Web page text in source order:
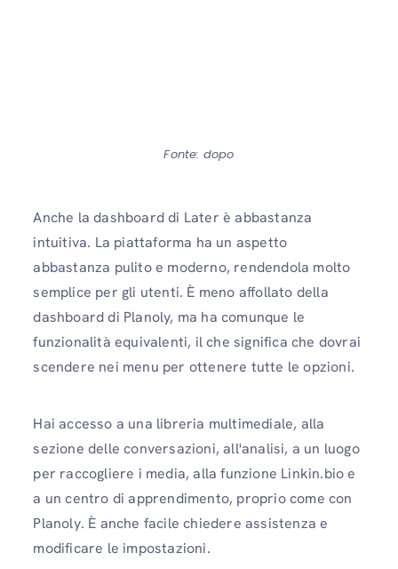
Fonte: dopo
Anche la dashboard di Later è abbastanza
intuitiva. La piattaforma ha un aspetto
abbastanza pulito e moderno, rendendola molto
semplice per gli utenti. È meno affollato della
dashboard di Planoly, ma ha comunque le
funzionalità equivalenti, il che significa che dovrai
scendere nei menu per ottenere tutte le opzioni.
Hai accesso a una libreria multimediale, alla
sezione delle conversazioni, all'analisi, a un luogo
per raccogliere i media, alla funzione Linkin.bio e
a un centro di apprendimento, proprio come con
Planoly. È anche facile chiedere assistenza e
modificare le impostazioni.